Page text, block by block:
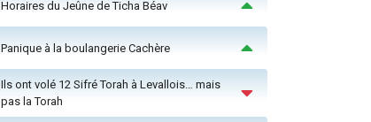
Horaires du Jeûne de Ticha Béav
Panique à la boulangerie Cachère
Ils ont volé 12 Sifré Torah à Levallois… mais
pas la Torah